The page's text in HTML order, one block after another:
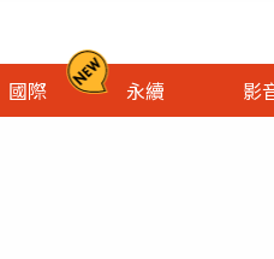
國際 永續 影